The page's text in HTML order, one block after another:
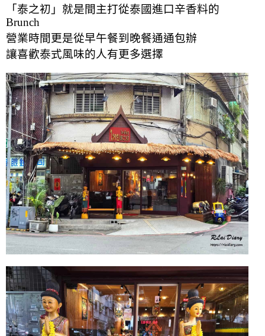
「泰之初」就是間主打從泰國進口辛香料的
Brunch
營業時間更是從早午餐到晚餐通通包辦
讓喜歡泰式風味的人有更多選擇